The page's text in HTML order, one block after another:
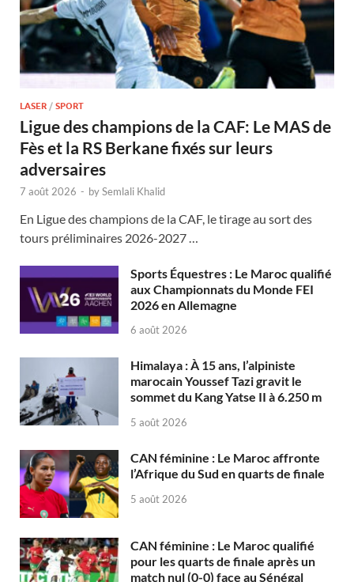
LASER / SPORT
Ligue des champions de la CAF: Le MAS de
Fès et la RS Berkane fixés sur leurs
adversaires
7 août 2026 - bySemlali Khalid
En Ligue des champions de la CAF, le tirage au sort des
tours préliminaires 2026-2027 …
Sports Équestres : Le Maroc qualifié
aux Championnats du Monde FEI
2026 en Allemagne
6 août 2026
Himalaya : À 15 ans, l’alpiniste
marocain Youssef Tazi gravit le
sommet du Kang Yatse II à 6.250 m
5 août 2026
CAN féminine : Le Maroc affronte
l’Afrique du Sud en quarts de finale
5 août 2026
CAN féminine : Le Maroc qualifié
pour les quarts de finale après un
match nul (0-0) face au Sénégal